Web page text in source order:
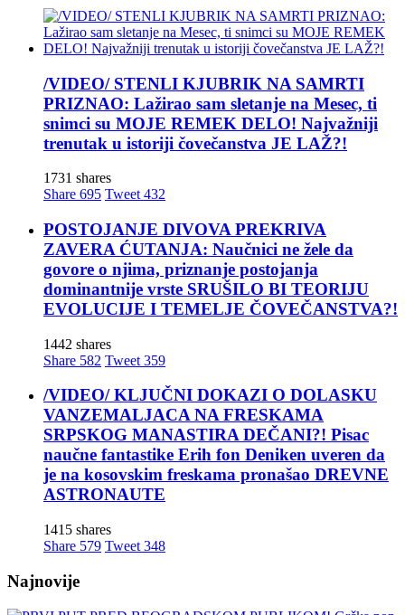
/VIDEO/ STENLI KJUBRIK NA SAMRTI
PRIZNAO: Lažirao sam sletanje na Mesec, ti
snimci su MOJE REMEK DELO! Najvažniji
trenutak u istoriji čovečanstva JE LAŽ?!
1731 shares
Share 695 Tweet 432
POSTOJANJE DIVOVA PREKRIVA
ZAVERA ĆUTANJA: Naučnici ne žele da
govore o njima, priznanje postojanja
dominantnije vrste SRUŠILO BI TEORIJU
EVOLUCIJE I TEMELJE ČOVEČANSTVA?!
1442 shares
Share 582 Tweet 359
/VIDEO/ KLJUČNI DOKAZI O DOLASKU
VANZEMALJACA NA FRESKAMA
SRPSKOG MANASTIRA DEČANI?! Pisac
naučne fantastike Erih fon Deniken uveren da
je na kosovskim freskama pronašao DREVNE
ASTRONAUTE
1415 shares
Share 579 Tweet 348
Najnovije